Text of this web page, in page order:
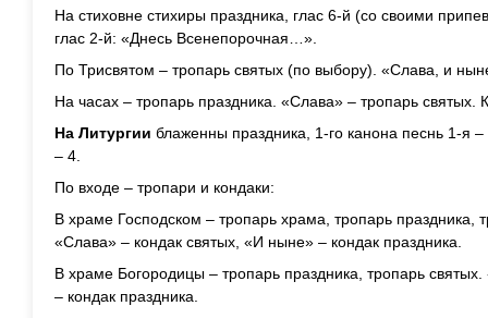
На стиховне стихиры праздника, глас 6-й (со своими
глас 2-й: «Днесь Всенепорочная…».
По Трисвятом – тропарь святых (по выбору). «Слава, и
На часах – тропарь праздника. «Слава» – тропарь святых.
На Литургии блаженны праздника, 1-го канона песнь 1-я
– 4.
По входе – тропари и кондаки:
В храме Господском – тропарь храма, тропарь праздника,
«Слава» – кондак святых, «И ныне» – кондак праздника.
В храме Богородицы – тропарь праздника, тропарь
– кондак праздника.